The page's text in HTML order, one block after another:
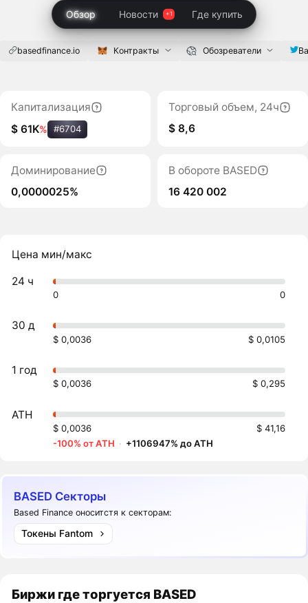
Обзор Новости Где купить
basedfinance.io Контракты Обозреватели
Капитализация
$ 61K% #6704
Торговый объем, 24ч
$ 8,6
Доминирование
0,0000025%
В обороте BASED
16 420 002
Цена мин/макс
24 ч
0 0
30 д
$ 0,0036 $ 0,0105
1 год
$ 0,0036 $ 0,295
ATH
$ 0,0036
$ 41,16
-100% от ATH · +1106947% до ATH
BASED Секторы
Based Finance оноситстя к секторам:
Токены Fantom
Биржи где торгуется BASED